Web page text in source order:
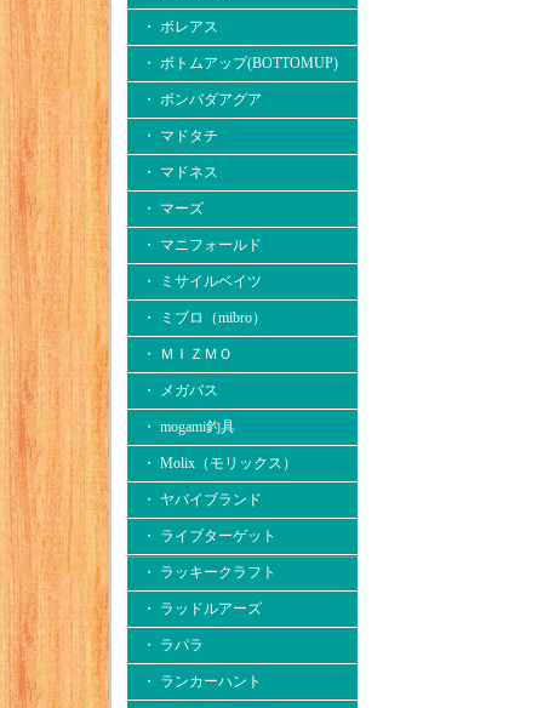
・ ボレアス
・ ボトムアップ(BOTTOMUP)
・ ボンバダアグア
・ マドタチ
・ マドネス
・ マーズ
・ マニフォールド
・ ミサイルベイツ
・ ミブロ（mibro）
・ ＭＩＺＭＯ
・ メガバス
・ mogami釣具
・ Molix（モリックス）
・ ヤバイブランド
・ ライブターゲット
・ ラッキークラフト
・ ラッドルアーズ
・ ラパラ
・ ランカーハント